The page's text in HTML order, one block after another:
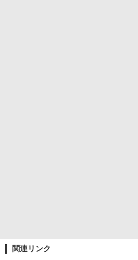
関連リンク